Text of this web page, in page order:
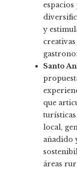
espacios
y
Santo
que
local,
añadido
áreas